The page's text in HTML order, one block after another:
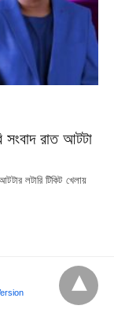
রাত আটটা
লটারি টিকিট খেলায়